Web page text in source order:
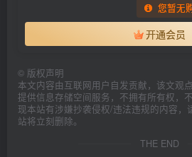
您暂无
开通会员
© 版权声明
本文内容由互联网用户自发贡献，该文观
提供信息存储空间服务，不拥有所有权，
现本站有涉嫌抄袭侵权/违法违规的内容，
站将立刻删除。
THE END